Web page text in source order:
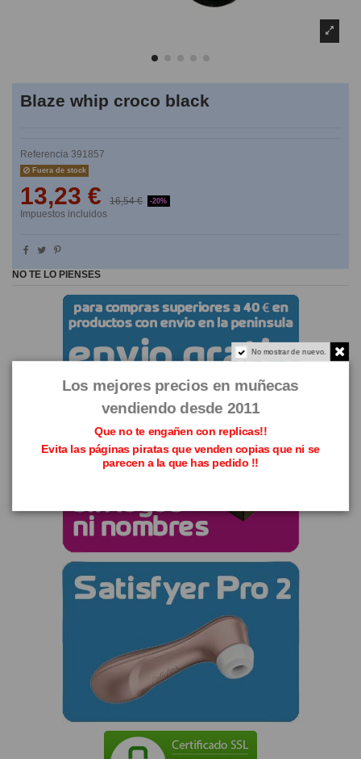
Blaze whip croco black
Referencia 391857
Fuera de stock
13,23 € 16,54 € -20%
Impuestos incluidos
NO TE LO PIENSES
No mostrar de nuevo.
Los mejores precios en muñecas
vendiendo desde 2011
Que no te engañen con replicas!!
Evita las páginas piratas que venden copias que ni se
parecen a la que has pedido !!